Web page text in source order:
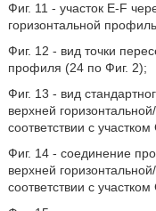
Фиг. 11 - участок E-F
горизонтальной
Фиг. 12 - вид точки
профиля (24 по Фиг. 2);
Фиг. 13 - вид
верхней
соответствии с
Фиг. 14 - соединение
верхней
соответствии с